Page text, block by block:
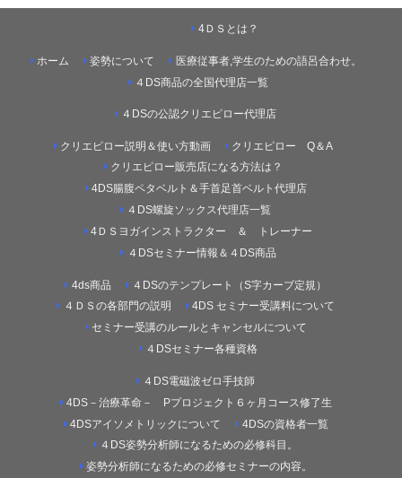
ホーム
4ＤＳとは？
姿勢について
医療従事者,学生のための語呂合わせ。
４DS商品の全国代理店一覧
４DSの公認クリエピロー代理店
クリエピロー説明＆使い方動画
クリエピロー Q＆A
クリエピロー販売店になる方法は？
4DS腸腹ペタベルト＆手首足首ベルト代理店
４DS螺旋ソックス代理店一覧
4ＤＳヨガインストラクター ＆ トレーナー
４DSセミナー情報＆４DS商品
4ds商品
４DSのテンプレート（S字カーブ定規）
４ＤＳの各部門の説明
4DS セミナー受講料について
セミナー受講のルールとキャンセルについて
４DSセミナー各種資格
４DS電磁波ゼロ手技師
4DS－治療革命－ Pプロジェクト６ヶ月コース修了生
4DSアイソメトリックについて
4DSの資格者一覧
４DS姿勢分析師になるための必修科目。
姿勢分析師になるための必修セミナーの内容。